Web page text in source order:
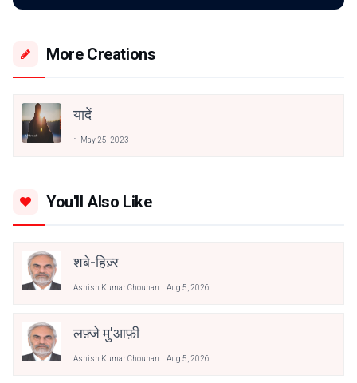
More Creations
यादें
May 25, 2023
You'll Also Like
शबे-हिज़्र
Ashish Kumar Chouhan Aug 5, 2026
लफ़्जे मु'आफ़ी
Ashish Kumar Chouhan Aug 5, 2026